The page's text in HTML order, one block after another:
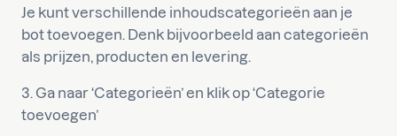
Je kunt verschillende inhoudscategorieën aan je
bot toevoegen. Denk bijvoorbeeld aan categorieën
als prijzen, producten en levering.
3. Ga naar ‘Categorieën’ en klik op ‘Categorie
toevoegen’